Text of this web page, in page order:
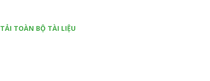
TẢI TOÀN BỘ TÀI LIỆU